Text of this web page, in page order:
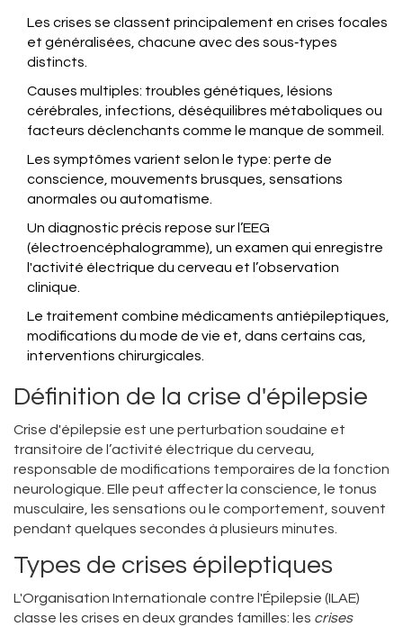
Les crises se classent principalement en crises focales
et généralisées, chacune avec des sous‑types
distincts.
Causes multiples: troubles génétiques, lésions
cérébrales, infections, déséquilibres métaboliques ou
facteurs déclenchants comme le manque de sommeil.
Les symptômes varient selon le type: perte de
conscience, mouvements brusques, sensations
anormales ou automatisme.
Un diagnostic précis repose sur l’EEG
(électroencéphalogramme), un examen qui enregistre
l'activité électrique du cerveau et l’observation
clinique.
Le traitement combine médicaments antiépileptiques,
modifications du mode de vie et, dans certains cas,
interventions chirurgicales.
Définition de la crise d'épilepsie
Crise d'épilepsie est une perturbation soudaine et
transitoire de l’activité électrique du cerveau,
responsable de modifications temporaires de la fonction
neurologique . Elle peut affecter la conscience, le tonus
musculaire, les sensations ou le comportement, souvent
pendant quelques secondes à plusieurs minutes.
Types de crises épileptiques
L'Organisation Internationale contre l'Épilepsie (ILAE)
classe les crises en deux grandes familles: les crises